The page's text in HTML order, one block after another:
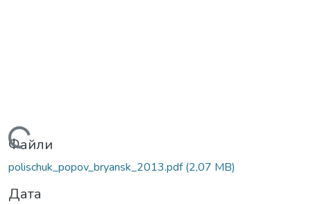
Вантажиться...
Файли
polischuk_popov_bryansk_2013.pdf(2,07 MB)
Дата